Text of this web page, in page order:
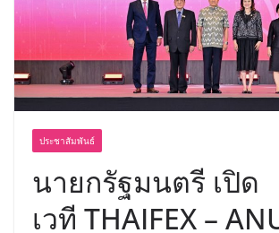
ประชาสัมพันธ์
นายกรัฐมนตรี เปิด
เวที THAIFEX –